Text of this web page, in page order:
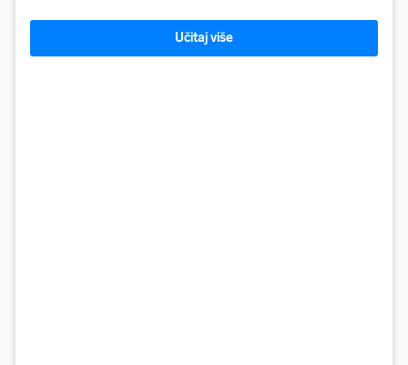
bombardiranja ukrajinske poštanske i logističke infrastrukture te
kao način da se ekonomske posljedice rata prenesu dublje na ruski
teritorij i približe običnim građanima.
Učitaj više